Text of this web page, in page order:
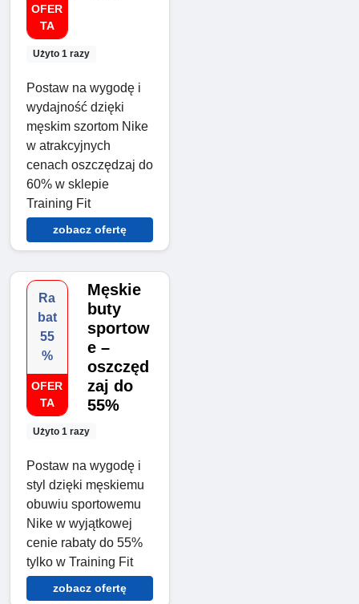
OFER
TA
Użyto 1 razy
Postaw na wygodę i
wydajność dzięki
męskim szortom Nike
w atrakcyjnych
cenach oszczędzaj do
60% w sklepie
Training Fit
zobacz ofertę
Ra
bat
55
%
OFER
TA
Użyto 1 razy
Męskie
buty
sportow
e –
oszczęd
zaj do
55%
Postaw na wygodę i
styl dzięki męskiemu
obuwiu sportowemu
Nike w wyjątkowej
cenie rabaty do 55%
tylko w Training Fit
zobacz ofertę